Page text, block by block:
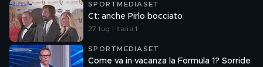
SPORTMEDIASET
Ct: anche Pirlo bocciato
27 lug | Italia 1
SPORTMEDIASET
Come va in vacanza la Formula 1? Sorride